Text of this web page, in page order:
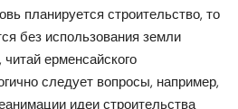
планируется строительство, то
без использования земли
ерменсайского
следует вопросы, например,
идеи строительства